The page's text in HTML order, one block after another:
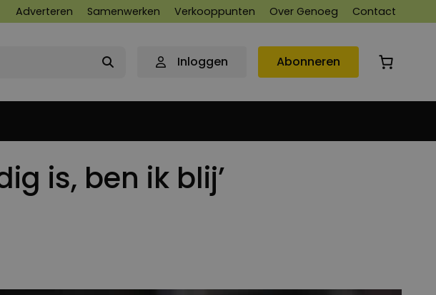
Adverteren Samenwerken Verkooppunten Over Genoeg Contact
Inloggen Abonneren
is, ben ik blij’